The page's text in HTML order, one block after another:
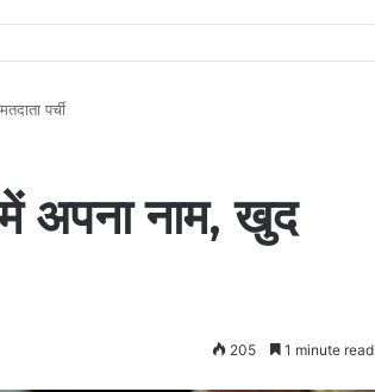
पर्ची
अपना नाम, खुद
205 1 minute read